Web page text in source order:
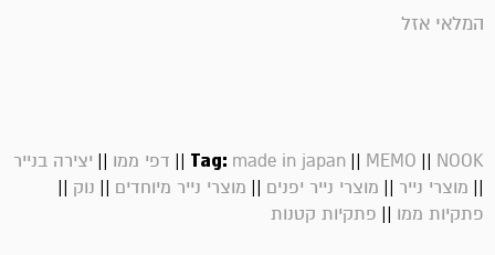
המלאי אזל
Tag: made in japan || MEMO || NOOK
|| דפי ממו || יצירה בנייר
|| מוצרי נייר || מוצרי נייר יפנים || מוצרי נייר מיוחדים || נוק ||
פתקיות ממו || פתקיות קטנות